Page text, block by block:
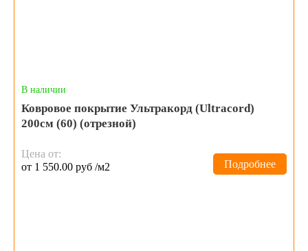
В наличии
Ковровое покрытие Ультракорд (Ultracord)
200см (60) (отрезной)
Цена от:
от 1 550.00 руб /м2
Подробнее